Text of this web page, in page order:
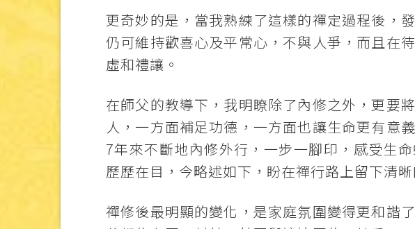
更奇妙的是，當我熟練了這樣的禪定過程後，
仍可維持歡喜心及平常心，不與人爭，而且在
虛和禮讓。
在師父的教導下，我明瞭除了內修之外，更要
人，一方面補足功德，一方面也讓生命更有意
7年來不斷地內修外行，一步一腳印，感受生
歷歷在目，今略述如下，盼在禪行路上留下清晰
禪修後最明顯的變化，是家庭氛圍變得更和諧